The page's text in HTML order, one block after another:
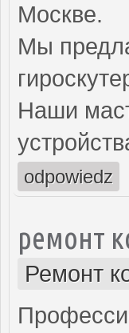
Москве.
Мы
Наши
odpowiedz
ремонт
Ремонт